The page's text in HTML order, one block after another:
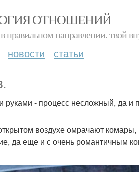
ОТНОШЕНИЙ
правильном направлении. твой
новости статьи
руками - процесс несложный, да и
воздухе омрачают
да еще и с очень романтичным